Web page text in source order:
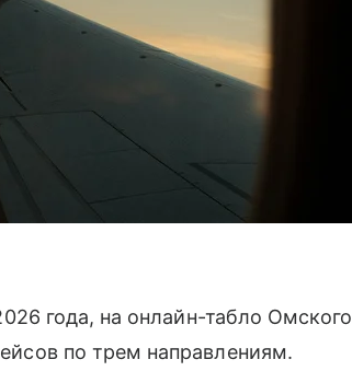
года, на онлайн-табло Омского
по трем направлениям.